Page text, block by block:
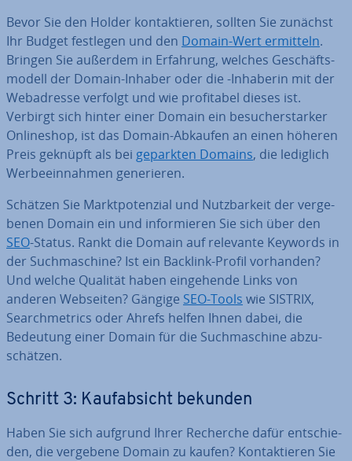
Bevor Sie den Holder kon­tak­tie­ren, sollten Sie zunächst
Ihr Budget festlegen und den Domain-Wert ermitteln.
Bringen Sie außerdem in Erfahrung, welches Ge­schäfts­
mo­dell der Domain-Inhaber oder die -Inhaberin mit der
Web­adres­se verfolgt und wie pro­fi­ta­bel dieses ist.
Verbirgt sich hinter einer Domain ein be­su­cher­star­ker
On­line­shop, ist das Domain-Abkaufen an einen höheren
Preis geknüpft als bei geparkten Domains, die lediglich
Wer­be­ein­nah­men ge­ne­rie­ren.
Schätzen Sie Markt­po­ten­zi­al und Nutz­bar­keit der ver­ge­
be­nen Domain ein und in­for­mie­ren Sie sich über den
SEO-Status. Rankt die Domain auf relevante Keywords in
der Such­ma­schi­ne? Ist ein Backlink-Profil vorhanden?
Und welche Qualität haben ein­ge­hen­de Links von
anderen Webseiten? Gängige SEO-Tools wie SISTRIX,
Searchme­trics oder Ahrefs helfen Ihnen dabei, die
Bedeutung einer Domain für die Such­ma­schi­ne ab­zu­
schät­zen.
Schritt 3: Kauf­ab­sicht bekunden
Haben Sie sich aufgrund Ihrer Recherche dafür ent­schie­
den, die vergebene Domain zu kaufen? Kon­tak­tie­ren Sie